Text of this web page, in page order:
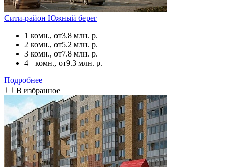
Сити-район Южный берег
1 комн., от3.8 млн. р.
2 комн., от5.2 млн. р.
3 комн., от7.8 млн. р.
4+ комн., от9.3 млн. р.
Подробнее
В избранное